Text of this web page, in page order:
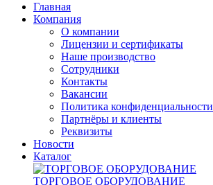
Главная
Компания
О компании
Лицензии и сертификаты
Наше производство
Сотрудники
Контакты
Вакансии
Политика конфиденциальности
Партнёры и клиенты
Реквизиты
Новости
Каталог
ТОРГОВОЕ ОБОРУДОВАНИЕ